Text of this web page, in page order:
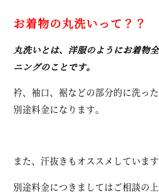
お着物の丸洗いって？？
丸洗いとは、洋服のようにお着物
ニングのことです。
衿、袖口、裾などの部分的に洗っ
別途料金になります。
また、汗抜きもオススメしています
別途料金につきましてはご相談の